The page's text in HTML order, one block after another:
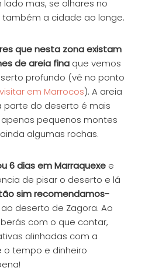
mas, se olhares no
a cidade ao longe.
que nesta zona existam
de areia fina que vemos
profundo (vê no ponto
em Marrocos). A areia
parte do deserto é mais
pequenos montes
algumas rochas.
6 dias em Marraquexe e
de pisar o deserto e lá
sim recomendamos-
deserto de Zagora. Ao
com o que contar,
alinhadas com a
o tempo e dinheiro